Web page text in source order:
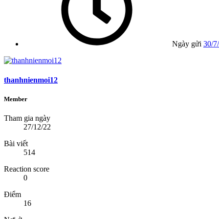
Ngày gửi 30/
thanhnienmoi12
Member
Tham gia ngày
27/12/22
Bài viết
514
Reaction score
0
Điểm
16